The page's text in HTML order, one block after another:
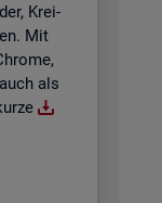
Krei­
Mit
als